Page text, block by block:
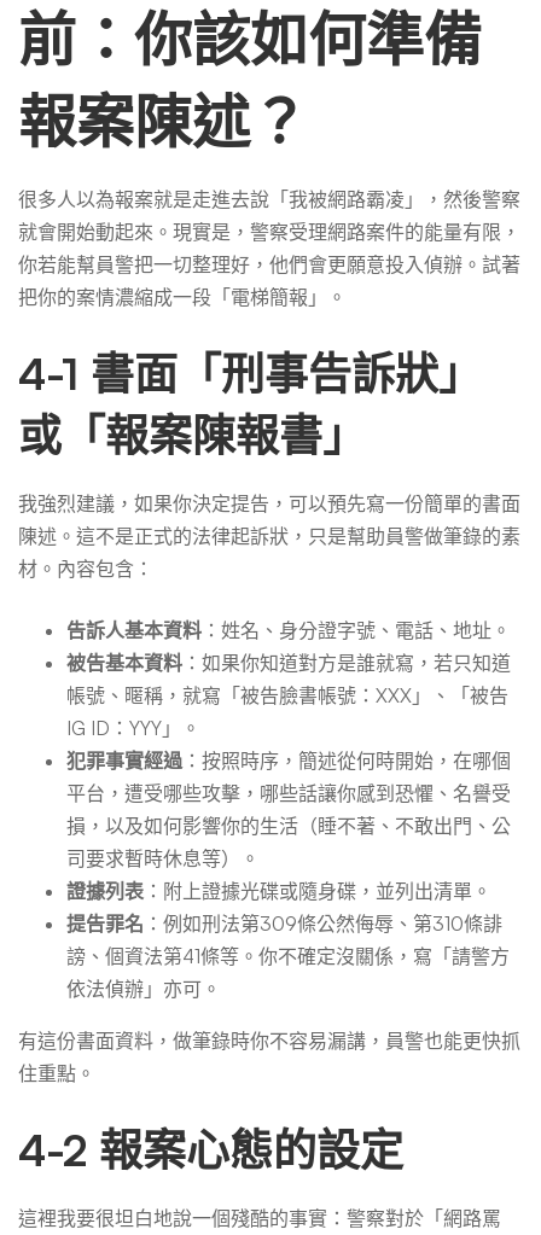
前：你該如何準備
報案陳述？
很多人以為報案就是走進去說「我被網路霸凌」，然後警察
就會開始動起來。現實是，警察受理網路案件的能量有限，
你若能幫員警把一切整理好，他們會更願意投入偵辦。試著
把你的案情濃縮成一段「電梯簡報」。
4-1 書面「刑事告訴狀」
或「報案陳報書」
我強烈建議，如果你決定提告，可以預先寫一份簡單的書面
陳述。這不是正式的法律起訴狀，只是幫助員警做筆錄的素
材。內容包含：
告訴人基本資料 ：姓名、身分證字號、電話、地址。
被告基本資料 ：如果你知道對方是誰就寫，若只知道
帳號、暱稱，就寫「被告臉書帳號：XXX」、「被告
IG ID：YYY」。
犯罪事實經過 ：按照時序，簡述從何時開始，在哪個
平台，遭受哪些攻擊，哪些話讓你感到恐懼、名譽受
損，以及如何影響你的生活（睡不著、不敢出門、公
司要求暫時休息等）。
證據列表 ：附上證據光碟或隨身碟，並列出清單。
提告罪名 ：例如刑法第309條公然侮辱、第310條誹
謗、個資法第41條等。你不確定沒關係，寫「請警方
依法偵辦」亦可。
有這份書面資料，做筆錄時你不容易漏講，員警也能更快抓
住重點。
4-2 報案心態的設定
這裡我要很坦白地說一個殘酷的事實：警察對於「網路罵